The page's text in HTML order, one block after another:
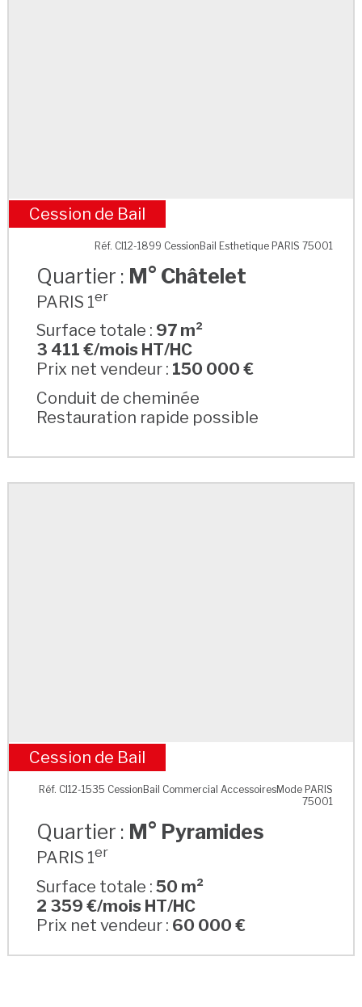
M° Châtelet
Cession de Bail
Réf. CI12-1899 CessionBail Esthetique PARIS 75001
Quartier : M° Châtelet
PARIS 1er
Surface totale : 97 m²
3 411 €/mois HT/HC
Prix net vendeur : 150 000 €
Conduit de cheminée
Restauration rapide possible
M° Pyramides
Cession de Bail
Réf. CI12-1535 CessionBail Commercial AccessoiresMode PARIS
75001
Quartier : M° Pyramides
PARIS 1er
Surface totale :50 m²
2 359 €/mois HT/HC
Prix net vendeur : 60 000 €